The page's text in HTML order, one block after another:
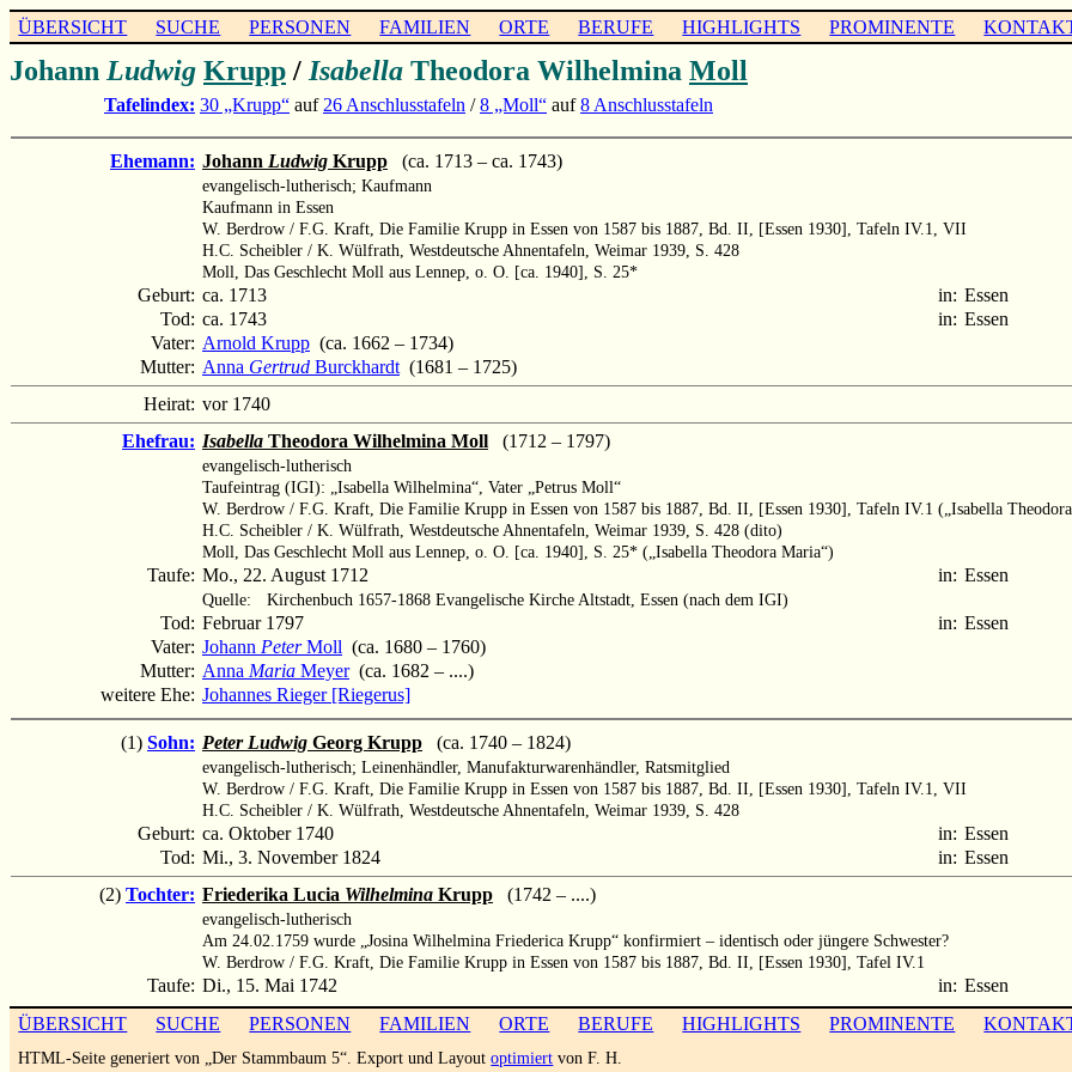
ÜBERSICHT SUCHE PERSONEN FAMILIEN ORTE BERUFE HIGHLIGHTS PROMINENTE
Johann Ludwig Krupp / Isabella Theodora Wilhelmina Moll
Tafelindex: 30 „Krupp“ auf 26 Anschlusstafeln /8 „Moll“ auf8 Anschlusstafeln
Ehemann: Johann Ludwig Krupp (ca. 1713 – ca. 1743)
evangelisch-lutherisch; Kaufmann
Kaufmann in Essen
W. Berdrow / F.G. Kraft, Die Familie Krupp in Essen von 1587 bis 1887, Bd. II, [Essen 1930], Tafeln IV.1, VII
H.C. Scheibler / K. Wülfrath, Westdeutsche Ahnentafeln, Weimar 1939, S. 428
Moll, Das Geschlecht Moll aus Lennep, o. O. [ca. 1940], S. 25*
Geburt: ca. 1713 in: Essen
Tod: ca. 1743 in: Essen
Vater: Arnold Krupp (ca. 1662 – 1734)
Mutter: Anna Gertrud Burckhardt (1681 – 1725)
Heirat: vor 1740
Ehefrau: Isabella Theodora Wilhelmina Moll (1712 – 1797)
evangelisch-lutherisch
Taufeintrag (IGI): „Isabella Wilhelmina“, Vater „Petrus Moll“
W. Berdrow / F.G. Kraft, Die Familie Krupp in Essen von 1587 bis 1887, Bd. II, [Essen 1930], Tafeln IV.1 („Isabella
H.C. Scheibler / K. Wülfrath, Westdeutsche Ahnentafeln, Weimar 1939, S. 428 (dito)
Moll, Das Geschlecht Moll aus Lennep, o. O. [ca. 1940], S. 25* („Isabella Theodora Maria“)
Taufe: Mo., 22. August 1712 in: Essen
Quelle: Kirchenbuch 1657-1868 Evangelische Kirche Altstadt, Essen (nach dem IGI)
Tod: Februar 1797 in: Essen
Vater: Johann PeterMoll (ca. 1680 – 1760)
Mutter: Anna Maria Meyer(ca. 1682 – ....)
weitere Ehe: Johannes Rieger [Riegerus]
(1) Sohn: Peter Ludwig Georg Krupp (ca. 1740 – 1824)
evangelisch-lutherisch; Leinenhändler, Manufakturwarenhändler, Ratsmitglied
W. Berdrow / F.G. Kraft, Die Familie Krupp in Essen von 1587 bis 1887, Bd. II, [Essen 1930], Tafeln IV.1, VII
H.C. Scheibler / K. Wülfrath, Westdeutsche Ahnentafeln, Weimar 1939, S. 428
Geburt: ca. Oktober 1740 in: Essen
Tod: Mi., 3. November 1824 in: Essen
(2) Tochter: Friederika Lucia Wilhelmina Krupp (1742 – ....)
evangelisch-lutherisch
Am 24.02.1759 wurde „Josina Wilhelmina Friederica Krupp“ konfirmiert – identisch oder jüngere Schwester?
W. Berdrow / F.G. Kraft, Die Familie Krupp in Essen von 1587 bis 1887, Bd. II, [Essen 1930], Tafel IV.1
Taufe: Di., 15. Mai 1742 in: Essen
ÜBERSICHT
SUCHE PERSONEN FAMILIEN ORTE BERUFE HIGHLIGHTS PROMINENTE
HTML-Seite generiert von „Der Stammbaum 5“. Export und Layoutoptimiert von F. H.